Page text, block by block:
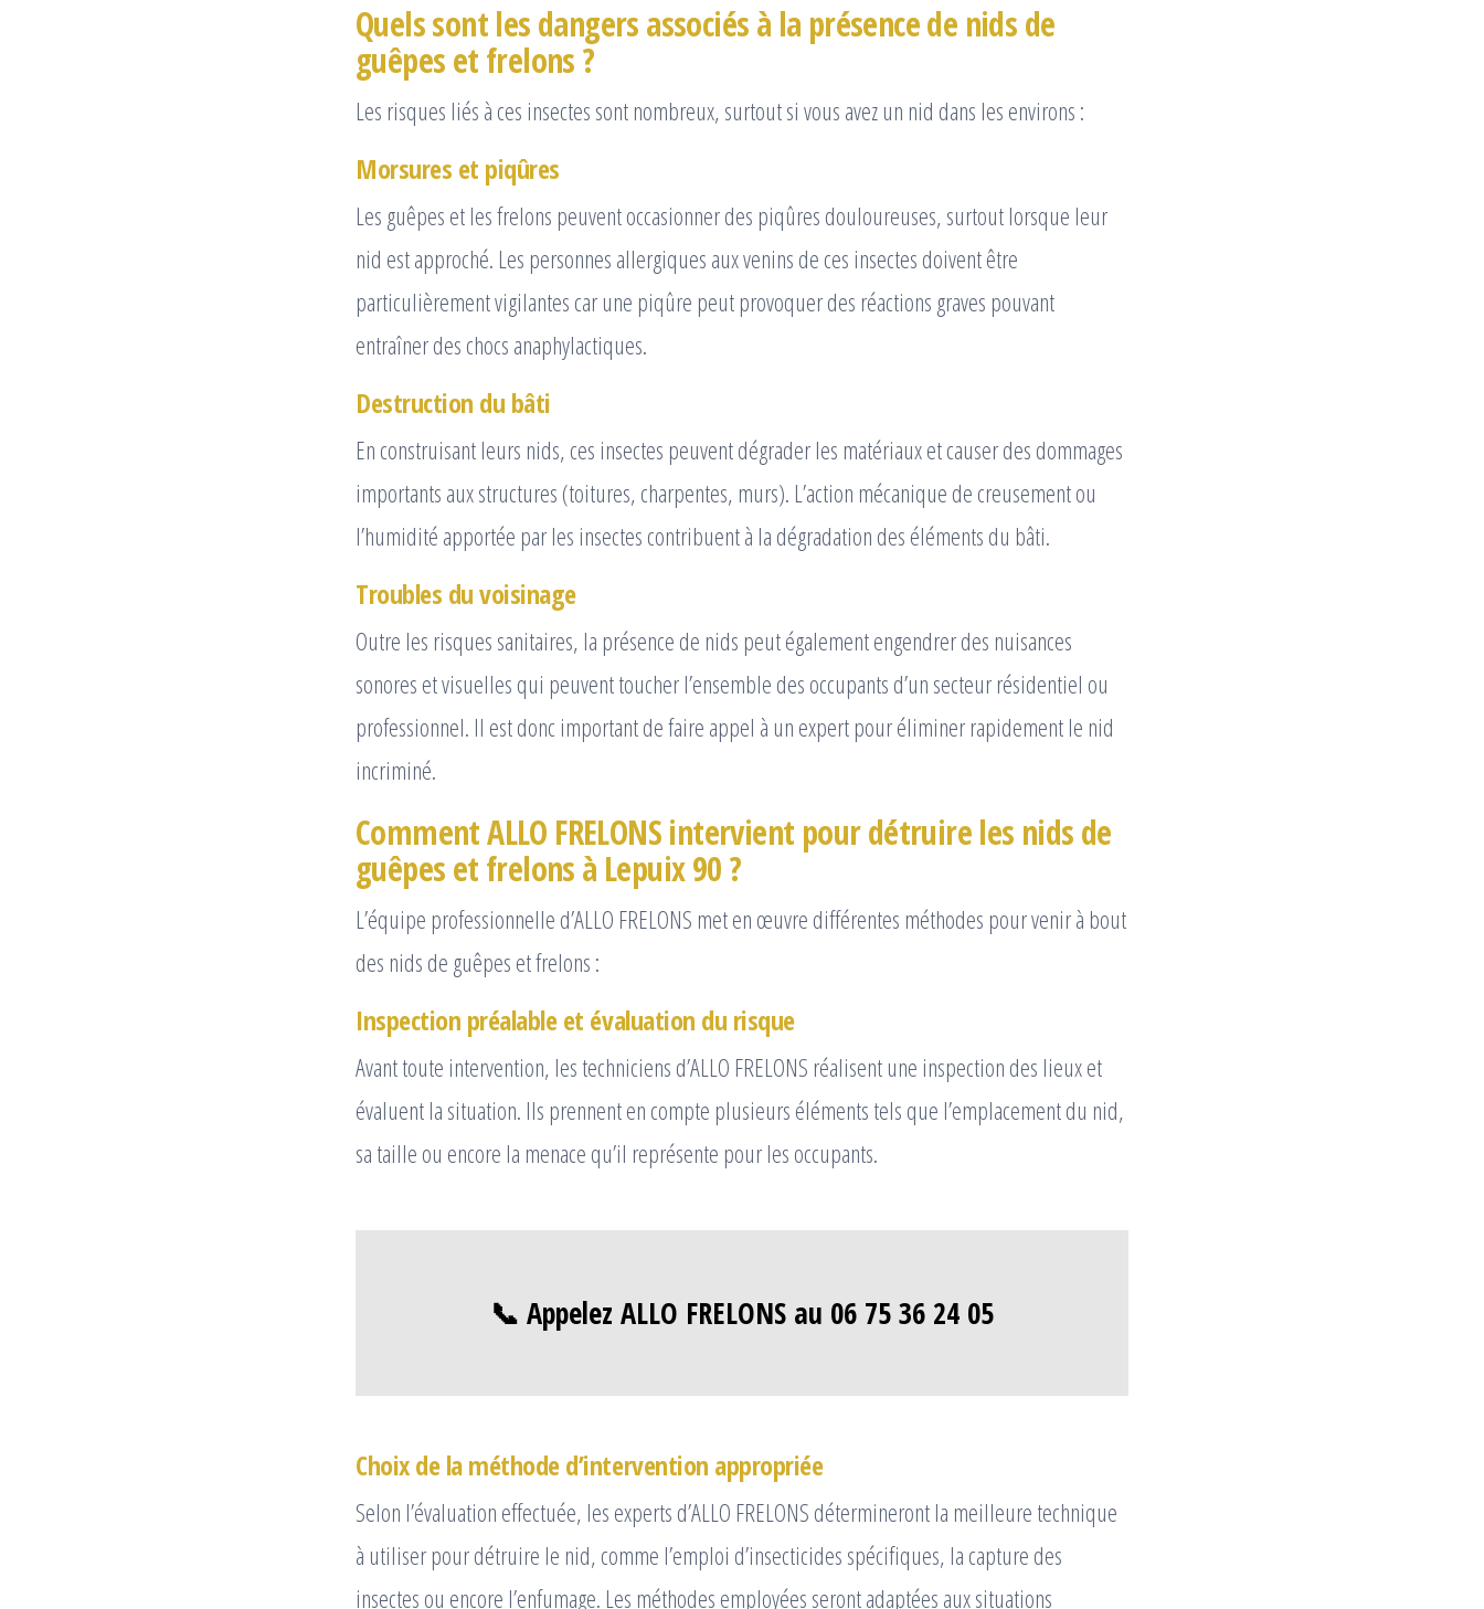
Quels sont les dangers associés à la présence de nids de
guêpes et frelons ?
Les risques liés à ces insectes sont nombreux, surtout si vous avez un nid dans les environs :
Morsures et piqûres
Les guêpes et les frelons peuvent occasionner des piqûres douloureuses, surtout lorsque leur
nid est approché. Les personnes allergiques aux venins de ces insectes doivent être
particulièrement vigilantes car une piqûre peut provoquer des réactions graves pouvant
entraîner des chocs anaphylactiques.
Destruction du bâti
En construisant leurs nids, ces insectes peuvent dégrader les matériaux et causer des dommages
importants aux structures (toitures, charpentes, murs). L’action mécanique de creusement ou
l’humidité apportée par les insectes contribuent à la dégradation des éléments du bâti.
Troubles du voisinage
Outre les risques sanitaires, la présence de nids peut également engendrer des nuisances
sonores et visuelles qui peuvent toucher l’ensemble des occupants d’un secteur résidentiel ou
professionnel. Il est donc important de faire appel à un expert pour éliminer rapidement le nid
incriminé.
Comment ALLO FRELONS intervient pour détruire les nids de
guêpes et frelons à Lepuix 90 ?
L’équipe professionnelle d’ALLO FRELONS met en œuvre différentes méthodes pour venir à bout
des nids de guêpes et frelons :
Inspection préalable et évaluation du risque
Avant toute intervention, les techniciens d’ALLO FRELONS réalisent une inspection des lieux et
évaluent la situation. Ils prennent en compte plusieurs éléments tels que l’emplacement du nid,
sa taille ou encore la menace qu’il représente pour les occupants.
📞 Appelez ALLO FRELONS au 06 75 36 24 05
Choix de la méthode d’intervention appropriée
Selon l’évaluation effectuée, les experts d’ALLO FRELONS détermineront la meilleure technique
à utiliser pour détruire le nid, comme l’emploi d’insecticides spécifiques, la capture des
insectes ou encore l’enfumage. Les méthodes employées seront adaptées aux situations